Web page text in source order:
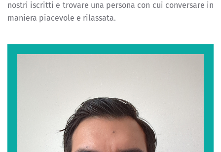
nostri iscritti e trovare una persona con cui conversare in
maniera piacevole e rilassata.